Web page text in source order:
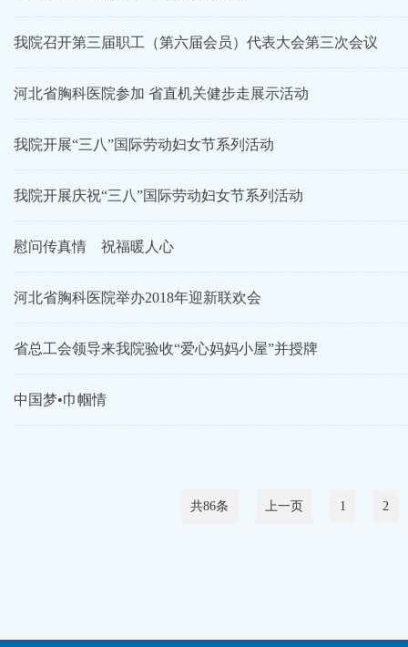
我院召开第三届职工（第六届会员）代表大会第三次会议
河北省胸科医院参加 省直机关健步走展示活动
我院开展“三八”国际劳动妇女节系列活动
我院开展庆祝“三八”国际劳动妇女节系列活动
慰问传真情 祝福暖人心
河北省胸科医院举办2018年迎新联欢会
省总工会领导来我院验收“爱心妈妈小屋”并授牌
中国梦•巾帼情
共86条 上一页 1 2